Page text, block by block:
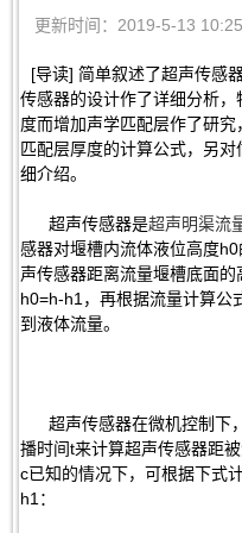
更新时间：2019-5-13
[导读] 简单叙述了超声传感
传感器的设计作了详细分析
度而增加声学匹配层作了研
匹配层厚度的计算公式，另
细介绍。
超声传感器是超声明渠流
感器对堰槽内流体液位高度
声传感器距离流量堰槽底面
h0=h-h1，再根据流量计算公
到液体流量。
超声传感器在微机控制下
播时间t来计算超声传感器距
c已知的情况下，可根据下式
h1：